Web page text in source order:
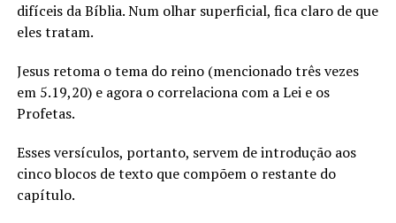
difíceis da Bíblia. Num olhar superficial, fica claro de que
eles tratam.
Jesus retoma o tema do reino (mencionado três vezes
em 5.19,20) e agora o correlaciona com a Lei e os
Profetas.
Esses versículos, portanto, servem de introdução aos
cinco blocos de texto que compõem o restante do
capítulo.